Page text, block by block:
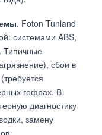
. Foton Tunland
системами ABS,
Типичные
сбои в
гофрах. В
диагностику
замену